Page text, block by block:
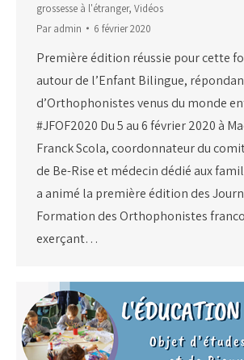
grossesse à l'étranger, Vidéos
Paradmin 6 février 2020
Première édition réussie pour cette
autour de l’Enfant Bilingue,
d’Orthophonistes venus du monde
#JFOF2020 Du 5 au 6 février 2020 à
Franck Scola, coordonnateur du
de Be-Rise et médecin dédié aux
a animé la première édition des
Formation des Orthophonistes
exerçant…